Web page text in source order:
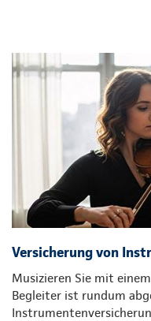
Versicherung von
Musizieren Sie mit
Begleiter ist rundum